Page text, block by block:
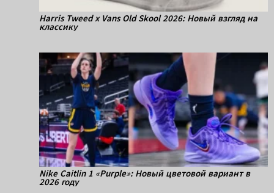
Harris Tweed x Vans Old Skool 2026: Новый взгляд на
классику
Nike Caitlin 1 «Purple»: Новый цветовой вариант в
2026 году